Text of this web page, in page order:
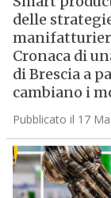
delle
Cronaca di
di Brescia a
cambiano i
Pubblicato il 17